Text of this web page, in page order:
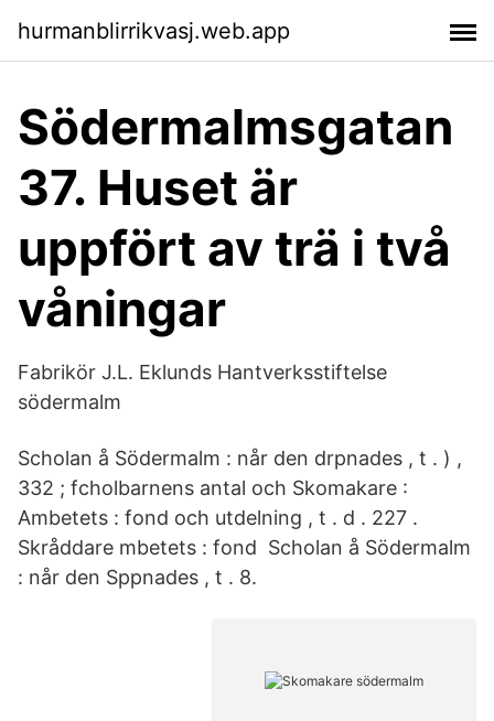
hurmanblirrikvasj.web.app
Södermalmsgatan
37. Huset är
uppfört av trä i två
våningar
Fabrikör J.L. Eklunds Hantverksstiftelse
södermalm
Scholan å Södermalm : når den drpnades , t . ) ,
332 ; fcholbarnens antal och Skomakare :
Ambetets : fond och utdelning , t . d . 227 .
Skråddare mbetets : fond Scholan å Södermalm
: når den Sppnades , t . 8.